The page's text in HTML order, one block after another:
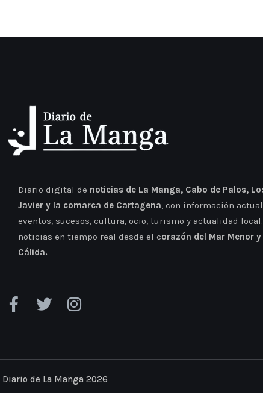
Diario digital de noticias de La Manga, Cabo de Palos,
Javier y la comarca de Cartagena, con información
eventos, sucesos, cultura, ocio, turismo y actualidad
noticias en tiempo real desde el corazón del Mar Menor
Cálida.
Diario de La Manga 2026